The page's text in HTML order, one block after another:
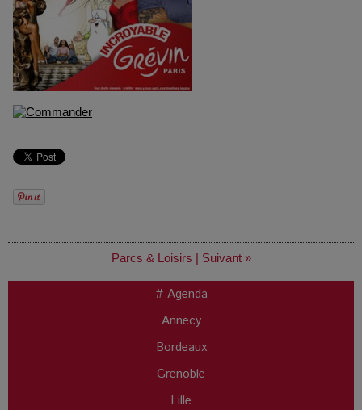
Parcs & Loisirs | Suivant »
# Agenda
Annecy
Bordeaux
Grenoble
Lille